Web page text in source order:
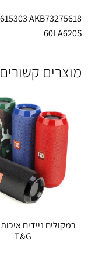
AKB73275618
60LA620S
מוצרים קשורים
רמקולים ניידים
T&G